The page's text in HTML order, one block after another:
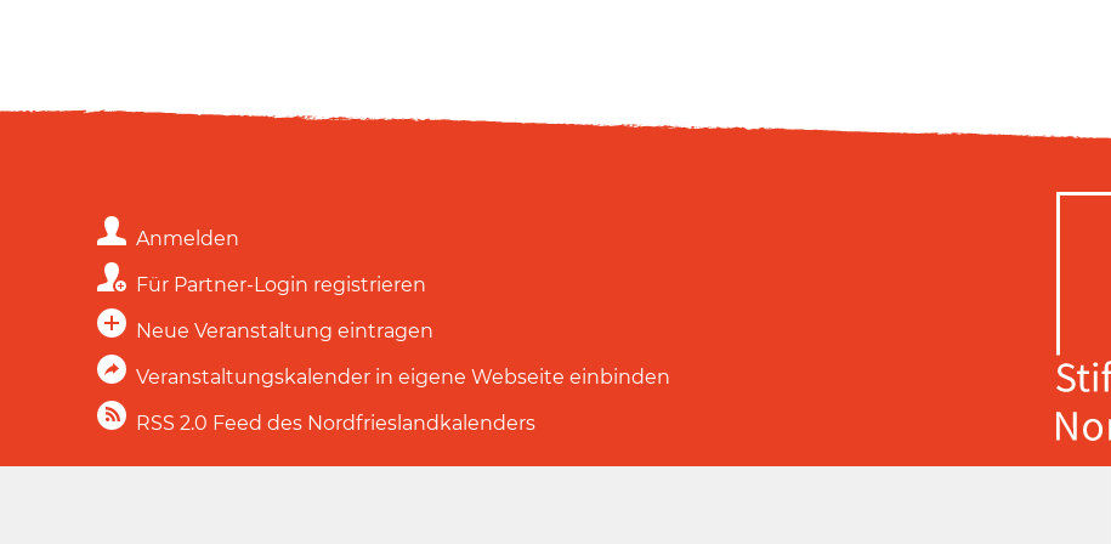
Anmelden
Für Partner-Login registrieren
Neue Veranstaltung eintragen
Veranstaltungskalender in eigene Webseite einbinden
RSS 2.0 Feed des Nordfrieslandkalenders